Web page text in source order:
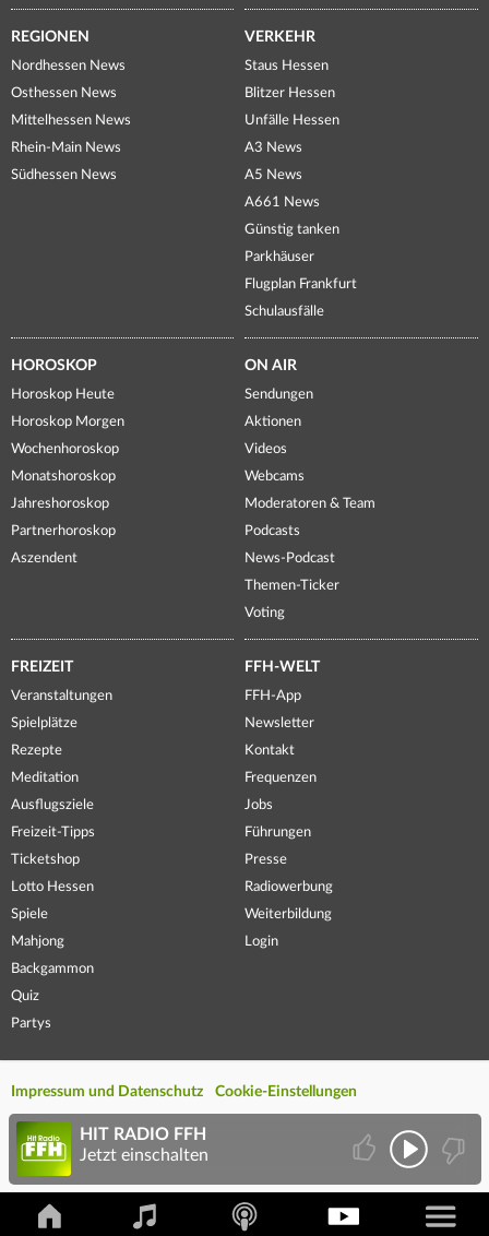
REGIONEN
Nordhessen News
Osthessen News
Mittelhessen News
Rhein-Main News
Südhessen News
VERKEHR
Staus Hessen
Blitzer Hessen
Unfälle Hessen
A3 News
A5 News
A661 News
Günstig tanken
Parkhäuser
Flugplan Frankfurt
Schulausfälle
HOROSKOP
Horoskop Heute
Horoskop Morgen
Wochenhoroskop
Monatshoroskop
Jahreshoroskop
Partnerhoroskop
Aszendent
ON AIR
Sendungen
Aktionen
Videos
Webcams
Moderatoren & Team
Podcasts
News-Podcast
Themen-Ticker
Voting
FREIZEIT
Veranstaltungen
Spielplätze
Rezepte
Meditation
Ausflugsziele
Freizeit-Tipps
Ticketshop
Lotto Hessen
Spiele
Mahjong
Backgammon
Quiz
Partys
FFH-WELT
FFH-App
Newsletter
Kontakt
Frequenzen
Jobs
Führungen
Presse
Radiowerbung
Weiterbildung
Login
Impressum und Datenschutz Cookie-Einstellungen
HIT RADIO FFH
Jetzt einschalten